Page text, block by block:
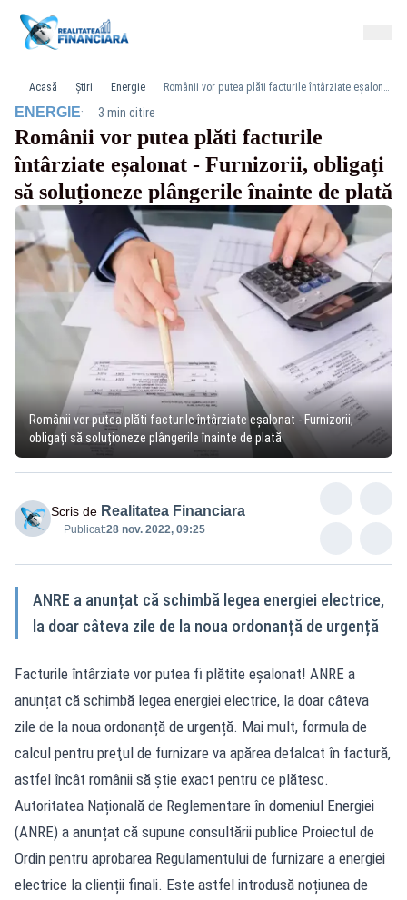
Acasă Știri Energie Românii vor putea plăti facturile întârziate eșalonat - Furnizorii, obligați să soluționeze plângerile înainte de plată
ENERGIE· 3 min citire
Românii vor putea plăti facturile
întârziate eșalonat - Furnizorii, obligați
să soluționeze plângerile înainte de plată
Românii vor putea plăti facturile întârziate eșalonat - Furnizorii,
obligați să soluționeze plângerile înainte de plată
Scris de Realitatea Financiara
Publicat:28 nov. 2022, 09:25
ANRE a anunțat că schimbă legea energiei electrice,
la doar câteva zile de la noua ordonanță de urgență
Facturile întârziate vor putea fi plătite eșalonat! ANRE a
anunțat că schimbă legea energiei electrice, la doar câteva
zile de la noua ordonanță de urgență. Mai mult, formula de
calcul pentru preţul de furnizare va apărea defalcat în factură,
astfel încât românii să știe exact pentru ce plătesc.
Autoritatea Națională de Reglementare în domeniul Energiei
(ANRE) a anunțat că supune consultării publice Proiectul de
Ordin pentru aprobarea Regulamentului de furnizare a energiei
electrice la clienții finali. Este astfel introdusă noțiunea de